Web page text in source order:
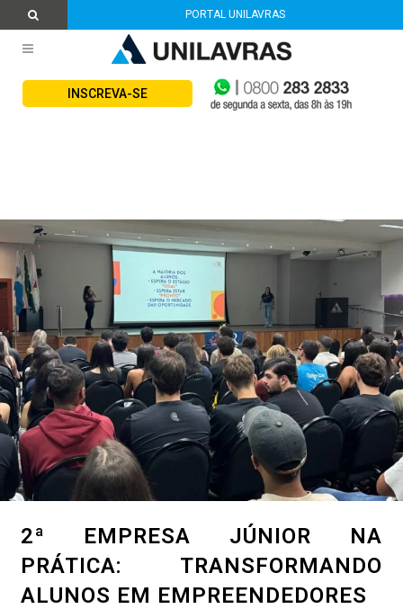
PORTAL UNILAVRAS
INSCREVA-SE
2ª EMPRESA JÚNIOR NA
PRÁTICA: TRANSFORMANDO
ALUNOS EM EMPREENDEDORES